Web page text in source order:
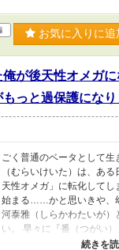
お気に入りに追
が後天性オメガ
っと過保護になり
ごく普通のベータとして生
（むらいけいた）は、あ
天性オメガ」に転化してし
始まる……かと思いきや、
河泰雅（しらかわたいが）
い。 早々に『番（つがい
日々を送っていた。 「オ